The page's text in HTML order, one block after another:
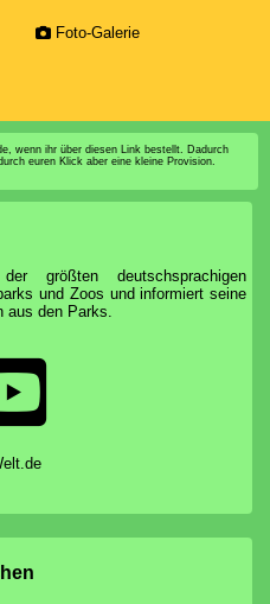
Foto-Galerie
wenn ihr über diesen Link bestellt. Dadurch
euren Klick aber eine kleine Provision.
größten deutschsprachigen
und Zoos und informiert seine
aus den Parks.